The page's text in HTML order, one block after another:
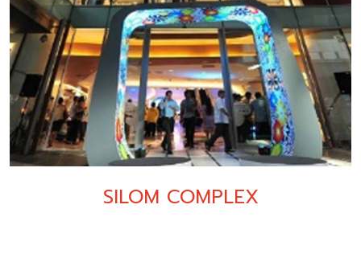
SILOM COMPLEX